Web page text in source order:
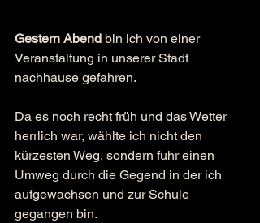
Gestern Abend bin ich von einer
Veranstaltung in unserer Stadt
nachhause gefahren.
Da es noch recht früh und das Wetter
herrlich war, wählte ich nicht den
kürzesten Weg, sondern fuhr einen
Umweg durch die Gegend in der ich
aufgewachsen und zur Schule
gegangen bin.